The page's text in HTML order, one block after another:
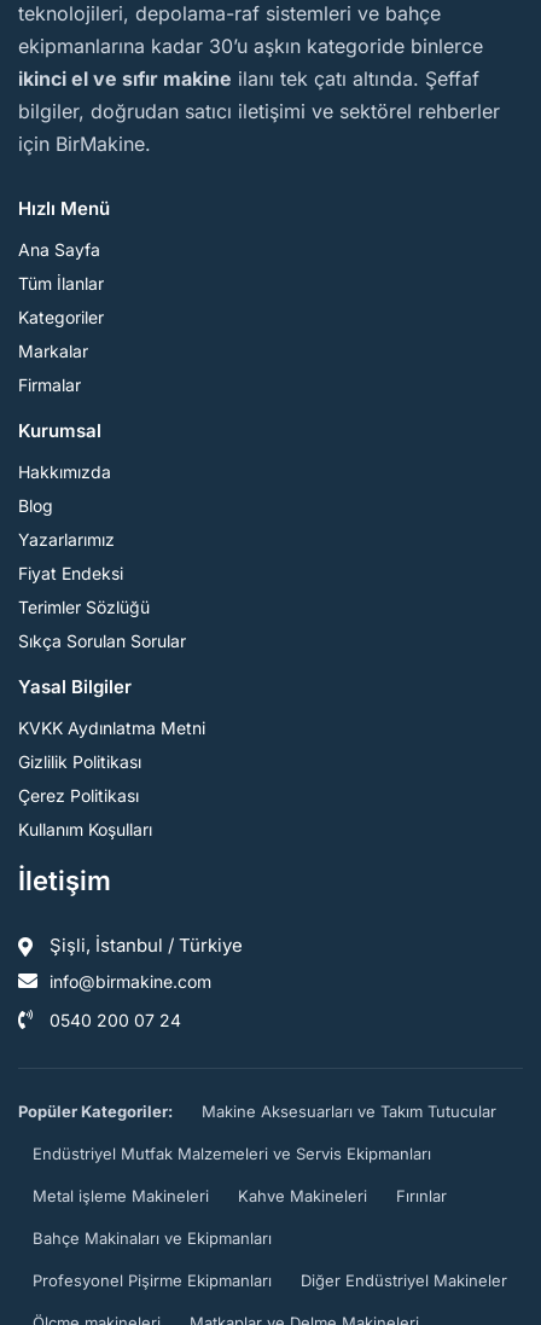
teknolojileri, depolama-raf sistemleri ve bahçe
ekipmanlarına kadar 30’u aşkın kategoride binlerce
ikinci el ve sıfır makine ilanı tek çatı altında. Şeffaf
bilgiler, doğrudan satıcı iletişimi ve sektörel rehberler
için BirMakine.
Hızlı Menü
Ana Sayfa
Tüm İlanlar
Kategoriler
Markalar
Firmalar
Kurumsal
Hakkımızda
Blog
Yazarlarımız
Fiyat Endeksi
Terimler Sözlüğü
Sıkça Sorulan Sorular
Yasal Bilgiler
KVKK Aydınlatma Metni
Gizlilik Politikası
Çerez Politikası
Kullanım Koşulları
İletişim
Şişli, İstanbul / Türkiye
info@birmakine.com
0540 200 07 24
Popüler Kategoriler: Makine Aksesuarları ve Takım Tutucular
Endüstriyel Mutfak Malzemeleri ve Servis Ekipmanları
Metal işleme Makineleri Kahve Makineleri Fırınlar
Bahçe Makinaları ve Ekipmanları
Profesyonel Pişirme Ekipmanları Diğer Endüstriyel Makineler